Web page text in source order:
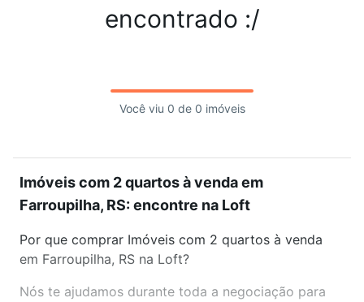
encontrado :/
Você viu 0 de 0 imóveis
Imóveis com 2 quartos à venda em
Farroupilha, RS: encontre na Loft
Por que comprar Imóveis com 2 quartos à venda
em Farroupilha, RS na Loft?
Nós te ajudamos durante toda a negociação para